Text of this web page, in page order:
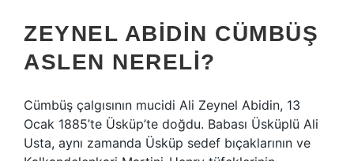
ZEYNEL ABIDIN CÜMBÜŞ
ASLEN NERELI?
Cümbüş çalgısının mucidi Ali Zeynel Abidin, 13
Ocak 1885’te Üsküp’te doğdu. Babası Üsküplü Ali
Usta, aynı zamanda Üsküp sedef bıçaklarının ve